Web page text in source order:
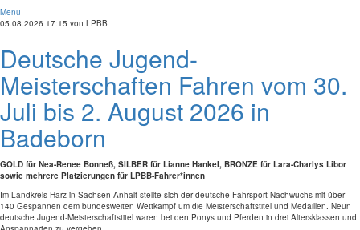
Menü
05.08.2026 17:15 von LPBB
Deutsche Jugend-
Meisterschaften Fahren vom 30.
Juli bis 2. August 2026 in
Badeborn
GOLD für Nea-Renee Bonneß, SILBER für Lianne Hankel, BRONZE für Lara-Charlys Libor
sowie mehrere Platzierungen für LPBB-Fahrer*innen
Im Landkreis Harz in Sachsen-Anhalt stellte sich der deutsche Fahrsport-Nachwuchs mit über
140 Gespannen dem bundesweiten Wettkampf um die Meisterschaftstitel und Medaillen. Neun
deutsche Jugend-Meisterschaftstitel waren bei den Ponys und Pferden in drei Altersklassen und